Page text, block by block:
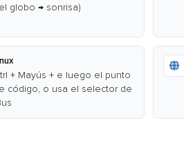
globo → sonrisa)
+ Mayús + e luego el punto
código, o usa el selector de